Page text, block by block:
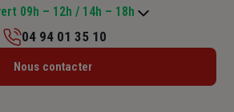
Ouvert 09h – 12h / 14h – 18h
Lundi : 09h – 12h / 14h – 18h
04 94 01 35 10
Nous contacter